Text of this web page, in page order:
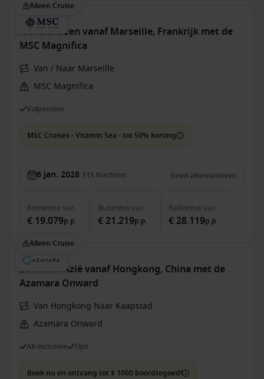
Alleen Cruise
Wereldreizen vanaf Marseille, Frankrijk met de
MSC Magnifica
Van / Naar Marseille
MSC Magnifica
Volpension
MSC Cruises - Vitamin Sea - tot 50% korting
6 jan. 2028 115 Nachten Geen alternatieven
Binnenhutvan
€ 19.079p.p.
Buitenhutvan
€ 21.219p.p.
Balkonhutvan
€ 28.119p.p.
Alleen Cruise
Zuidoost-Azië vanaf Hongkong, China met de
Azamara Onward
Van Hongkong Naar Kaapstad
Azamara Onward
All-inclusive Tips
Boek nu en ontvang tot $ 1000 boordtegoed!